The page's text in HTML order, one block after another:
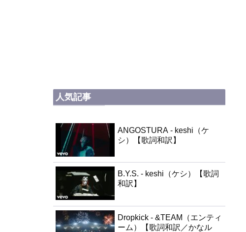
人気記事
ANGOSTURA - keshi（ケ
シ）【歌詞和訳】
B.Y.S. - keshi（ケシ）【歌詞
和訳】
Dropkick - &TEAM（エンティ
ーム）【歌詞和訳／かなル